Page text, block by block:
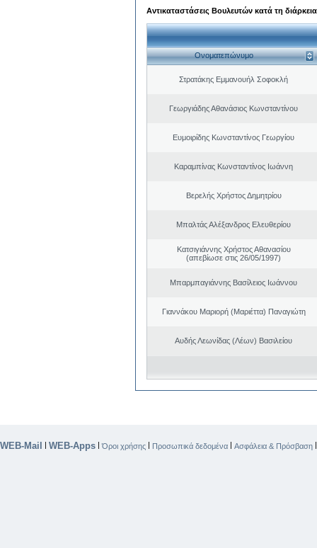
Αντικαταστάσεις Βουλευτών κατά τη
Ονοματεπώνυμο
Στρατάκης Εμμανουήλ Σοφοκλή
Γεωργιάδης Αθανάσιος Κωνσταντίνου
Ευμοιρίδης Κωνσταντίνος Γεωργίου
Καραμπίνας Κωνσταντίνος Ιωάννη
Βερελής Χρήστος Δημητρίου
Μπαλτάς Αλέξανδρος Ελευθερίου
Κατσιγιάννης Χρήστος Αθανασίου
(απεβίωσε στις 26/05/1997)
Μπαρμπαγιάννης Βασίλειος Ιωάννου
Γιαννάκου Μαριορή (Μαριέττα) Παναγιώτη
Αυδής Λεωνίδας (Λέων) Βασιλείου
WEB-Mail | WEB-Apps |Όροι χρήσης | Προσωπικά δεδομένα | Ασφάλεια & Πρόσβαση